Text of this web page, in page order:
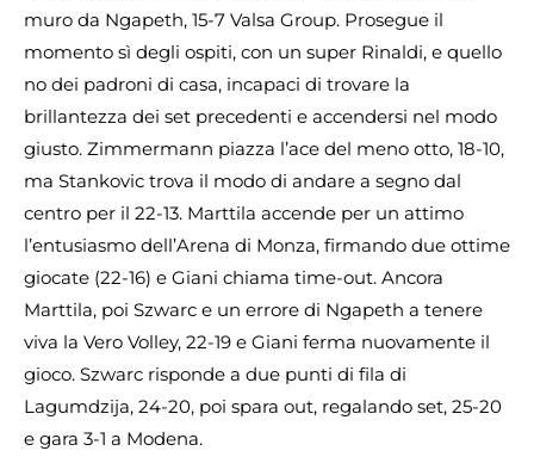
muro da Ngapeth, 15-7 Valsa Group. Prosegue il
momento sì degli ospiti, con un super Rinaldi, e quello
no dei padroni di casa, incapaci di trovare la
brillantezza dei set precedenti e accendersi nel modo
giusto. Zimmermann piazza l’ace del meno otto, 18-10,
ma Stankovic trova il modo di andare a segno dal
centro per il 22-13. Marttila accende per un attimo
l’entusiasmo dell’Arena di Monza, firmando due ottime
giocate (22-16) e Giani chiama time-out. Ancora
Marttila, poi Szwarc e un errore di Ngapeth a tenere
viva la Vero Volley, 22-19 e Giani ferma nuovamente il
gioco. Szwarc risponde a due punti di fila di
Lagumdzija, 24-20, poi spara out, regalando set, 25-20
e gara 3-1 a Modena.